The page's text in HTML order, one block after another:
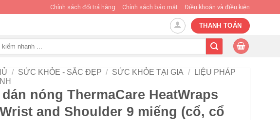
Chính sách đổi trả hàng Chính sách bảo mật Điều khoản và điều kiện
THANH TOÁN
/ SỨC KHỎE - SẮC ĐẸP / SỨC KHỎE TẠI GIA /
LIỆU PHÁP
nóng ThermaCare HeatWraps
and Shoulder 9 miếng (cổ, cổ